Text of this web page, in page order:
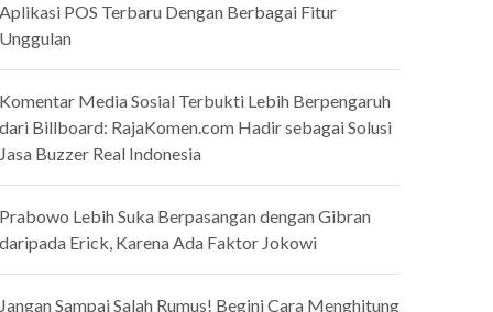
POS Terbaru Dengan Berbagai Fitur
Media Sosial Terbukti Lebih Berpengaruh
Billboard: RajaKomen.com Hadir sebagai Solusi
Buzzer Real Indonesia
Lebih Suka Berpasangan dengan Gibran
Erick, Karena Ada Faktor Jokowi
Sampai Salah Rumus! Begini Cara Menghitung